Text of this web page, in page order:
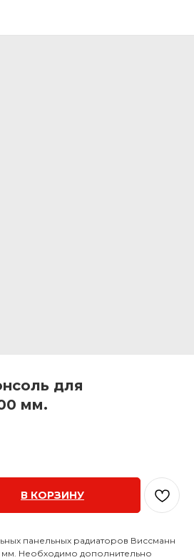
для
мм.
В КОРЗИНУ
панельных радиаторов Виссманн
мм. Необходимо дополнительно